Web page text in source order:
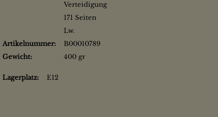
Verteidigung
171 Seiten
Lw.
Artikelnummer:
B00010789
Gewicht:
400 gr
Lagerplatz: E12